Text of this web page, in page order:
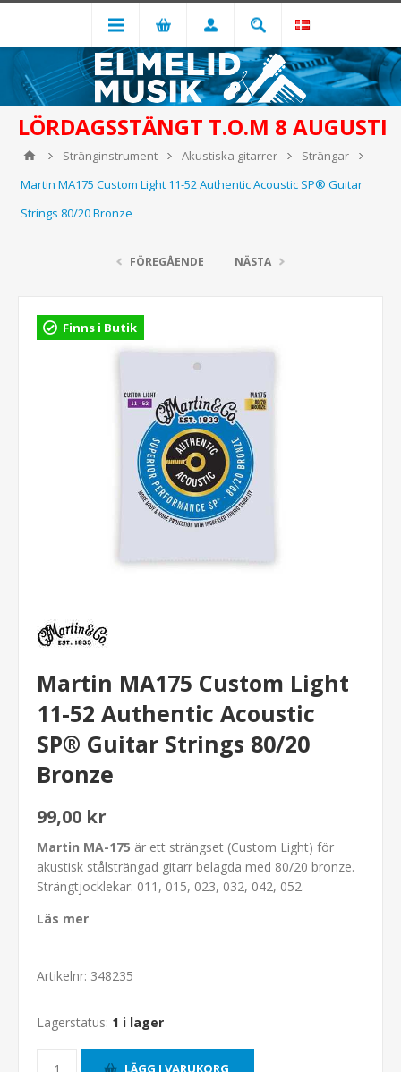
LÖRDAGSSTÄNGT T.O.M 8 AUGUSTI
Stränginstrument Akustiska gitarrer
Strängar
Martin MA175 Custom Light 11-52 Authentic Acoustic SP® Guitar
Strings 80/20 Bronze
FÖREGÅENDE NÄSTA
Finns i Butik
Martin MA175 Custom Light
11-52 Authentic Acoustic
SP® Guitar Strings 80/20
Bronze
99,00 kr
Martin MA-175 är ett strängset (Custom Light) för
akustisk stålsträngad gitarr belagda med 80/20 bronze.
Strängtjocklekar: 011, 015, 023, 032, 042, 052.
Läs mer
Artikelnr: 348235
Lagerstatus: 1 i lager